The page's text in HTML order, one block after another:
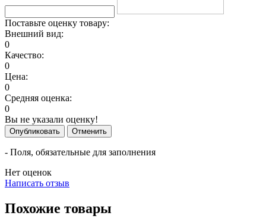
Поставьте оценку товару:
Внешний вид:
0
Качество:
0
Цена:
0
Средняя оценка:
0
Вы не указали оценку!
Опубликовать Отменить
- Поля, обязательные для заполнения
Нет оценок
Написать отзыв
Похожие товары